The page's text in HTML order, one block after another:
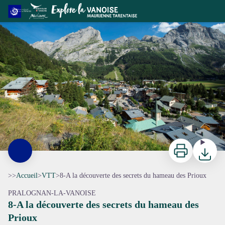
8-A la découverte des secrets du hameau des Prioux
Vue sur Pralognan-La-Vanoise - Gilles Lansard
Imprimer
>>Accueil>VTT>8-A la découverte des secrets du hameau des Prioux
PRALOGNAN-LA-VANOISE
8-A la découverte des secrets du hameau des
Prioux